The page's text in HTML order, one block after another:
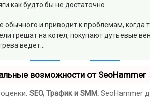
как будто бы не достаточно.
обычного и приводит к проблемам,
грешат на котел, покупают дутьевые
ведет...
возможности от SeoHammer
оценки:SEO, Трафик и SMM. SeoHammer